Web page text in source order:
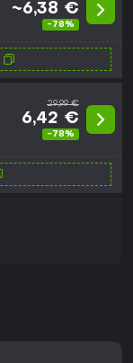
~6,38 €
-78%
29,99 €
6,42 €
-78%